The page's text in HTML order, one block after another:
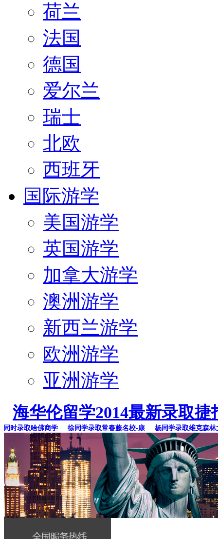
荷兰
法国
德国
爱尔兰
瑞士
北欧
西班牙
国际游学
美国游学
英国游学
加拿大游学
澳洲游学
新西兰游学
欧洲游学
亚洲游学
海华伦留学2014最新录取捷
录取哈佛商学 徐同学录取常春藤名校-康 杨同学录取维克森林大学